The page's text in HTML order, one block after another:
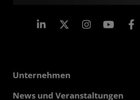
LinkedIn Instagram
Unternehmen
Über AMD
News und Veranstaltungen